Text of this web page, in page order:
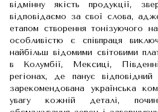
відмінну якість продукції,
відповідаємо за свої слова,
етапом створення тонізуючого
особливістю є співпраця
найбільш відомими світовими
в Колумбії, Мексиці,
регіонах, де панує
зарекомендована українська
увагу кожній деталі,